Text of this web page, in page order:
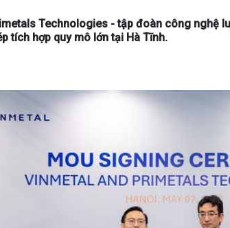
Technologies - tập đoàn công nghệ
tích hợp quy mô lớn tại Hà Tĩnh.